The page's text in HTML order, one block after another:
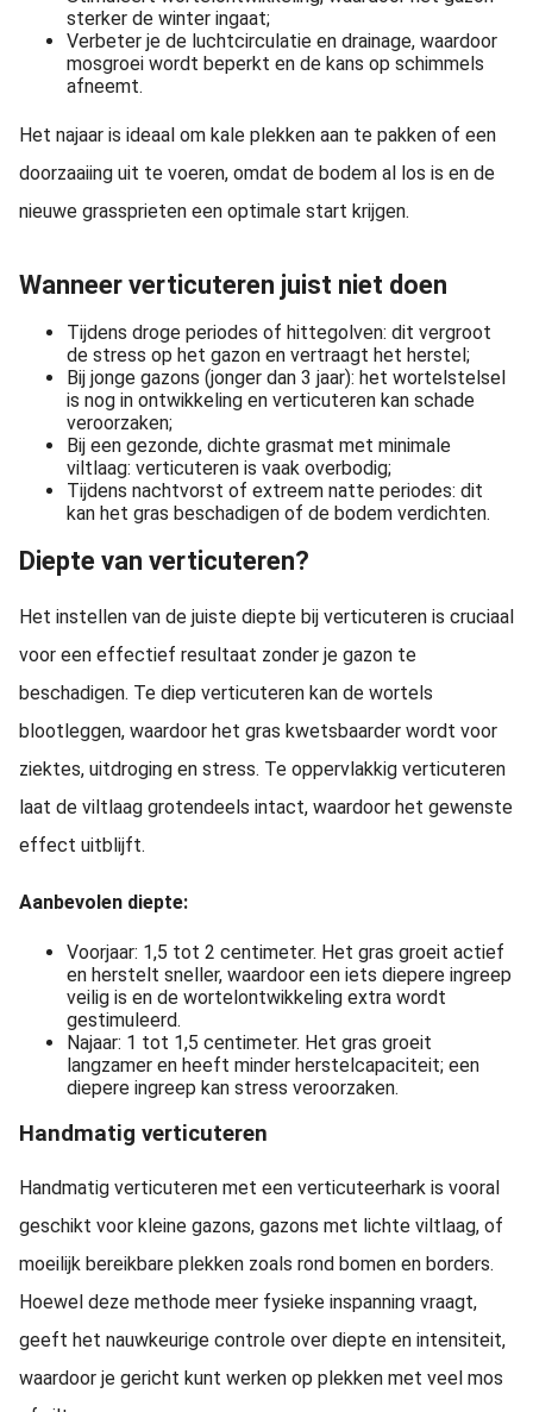
sterker de winter ingaat;
Verbeter je de luchtcirculatie en drainage, waardoor
mosgroei wordt beperkt en de kans op schimmels
afneemt.
Het najaar is ideaal om kale plekken aan te pakken of een
doorzaaiing uit te voeren, omdat de bodem al los is en de
nieuwe grassprieten een optimale start krijgen.
Wanneer verticuteren juist niet doen
Tijdens droge periodes of hittegolven: dit vergroot
de stress op het gazon en vertraagt het herstel;
Bij jonge gazons (jonger dan 3 jaar): het wortelstelsel
is nog in ontwikkeling en verticuteren kan schade
veroorzaken;
Bij een gezonde, dichte grasmat met minimale
viltlaag: verticuteren is vaak overbodig;
Tijdens nachtvorst of extreem natte periodes: dit
kan het gras beschadigen of de bodem verdichten.
Diepte van verticuteren?
Het instellen van de juiste diepte bij verticuteren is cruciaal
voor een effectief resultaat zonder je gazon te
beschadigen. Te diep verticuteren kan de wortels
blootleggen, waardoor het gras kwetsbaarder wordt voor
ziektes, uitdroging en stress. Te oppervlakkig verticuteren
laat de viltlaag grotendeels intact, waardoor het gewenste
effect uitblijft.
Aanbevolen diepte:
Voorjaar: 1,5 tot 2 centimeter. Het gras groeit actief
en herstelt sneller, waardoor een iets diepere ingreep
veilig is en de wortelontwikkeling extra wordt
gestimuleerd.
Najaar: 1 tot 1,5 centimeter. Het gras groeit
langzamer en heeft minder herstelcapaciteit; een
diepere ingreep kan stress veroorzaken.
Handmatig verticuteren
Handmatig verticuteren met een verticuteerhark is vooral
geschikt voor kleine gazons, gazons met lichte viltlaag, of
moeilijk bereikbare plekken zoals rond bomen en borders.
Hoewel deze methode meer fysieke inspanning vraagt,
geeft het nauwkeurige controle over diepte en intensiteit,
waardoor je gericht kunt werken op plekken met veel mos